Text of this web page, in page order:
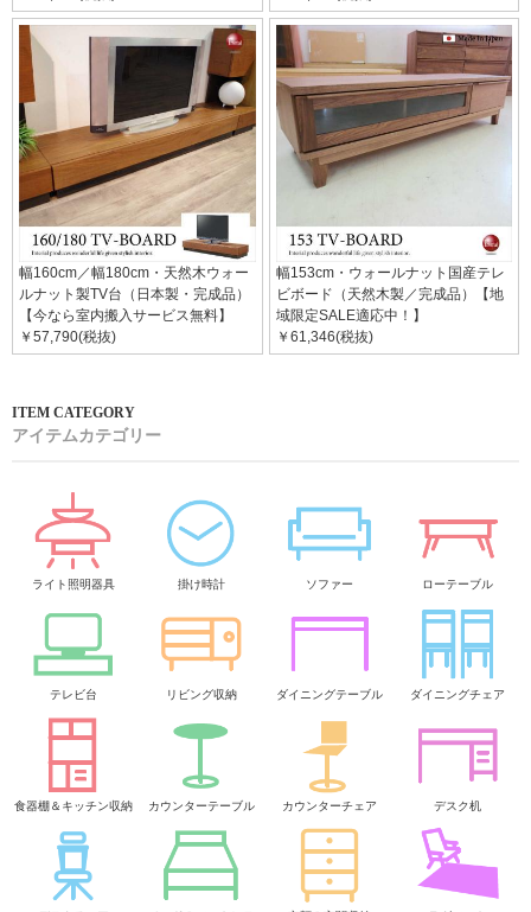
幅160cm／幅180cm・天然木ウォー
ルナット製TV台（日本製・完成品）
【今なら室内搬入サービス無料】
￥57,790(税抜)
幅153cm・ウォールナット国産テレ
ビボード（天然木製／完成品）【地
域限定SALE適応中！】
￥61,346(税抜)
アイテムカテゴリー
ライト照明器具 掛け時計 ソファー ローテーブル
テレビ台 リビング収納 ダイニングテーブル ダイニングチェア
食器棚＆キッチン収納 カウンターテーブル カウンターチェア デスク机